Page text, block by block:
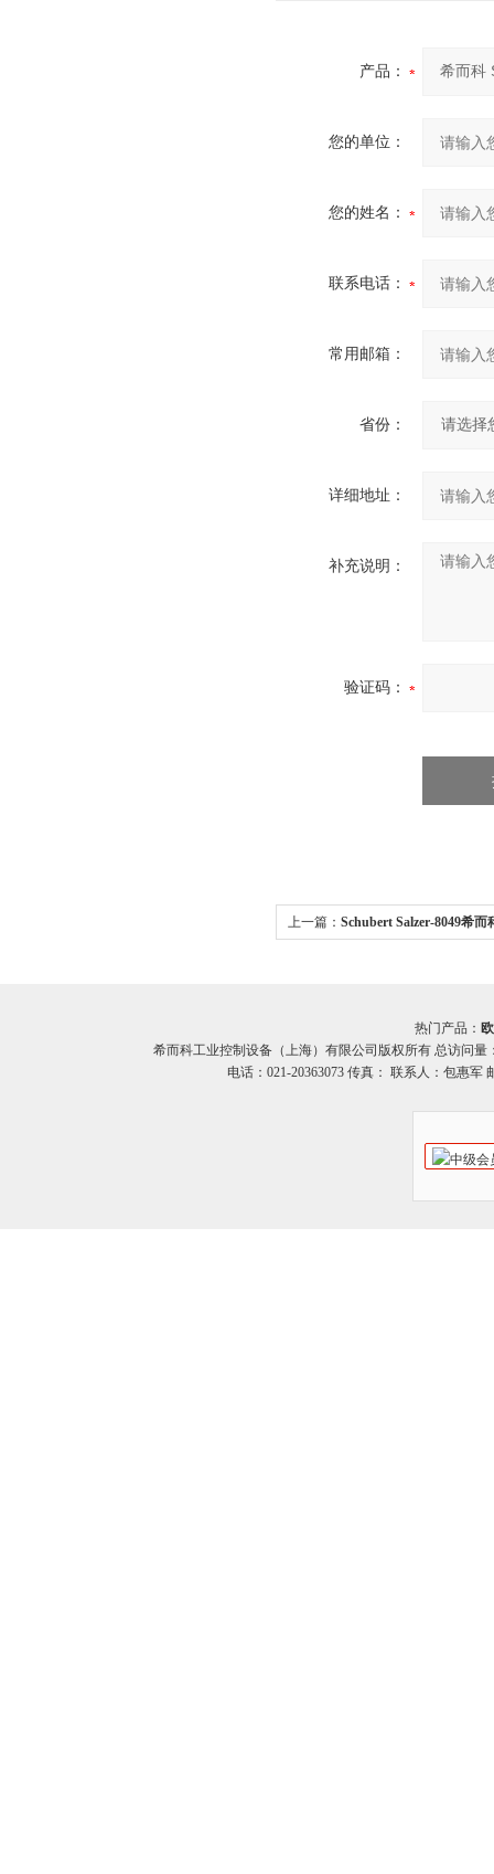
产品：
您的单位：
您的姓名：
联系电话：
常用邮箱：
省份：
详细地址：
补充说明：
验证码：
上一篇： Schubert Salzer-8049希而
热门产品：
希而科工业控制设备（上海）有限公司版权所有 总访问量
电话：021-20363073 传真： 联系人：包惠军